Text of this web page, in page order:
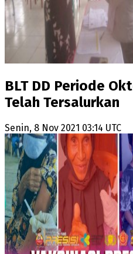
BLT DD Periode
Telah Tersalurkan
Senin, 8 Nov 2021 03:14 UTC